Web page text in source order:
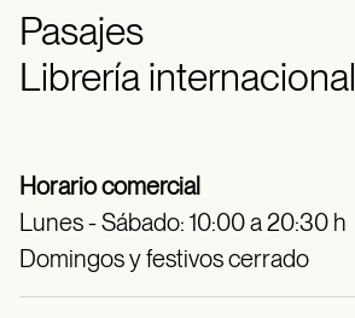
Pasajes
Librería internacional
Horario comercial
Lunes - Sábado: 10:00 a 20:30 h
Domingos y festivos cerrado